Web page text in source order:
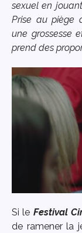
sexuel en
Prise au piège
une grossesse
prend des
Si le Festival
de ramener la